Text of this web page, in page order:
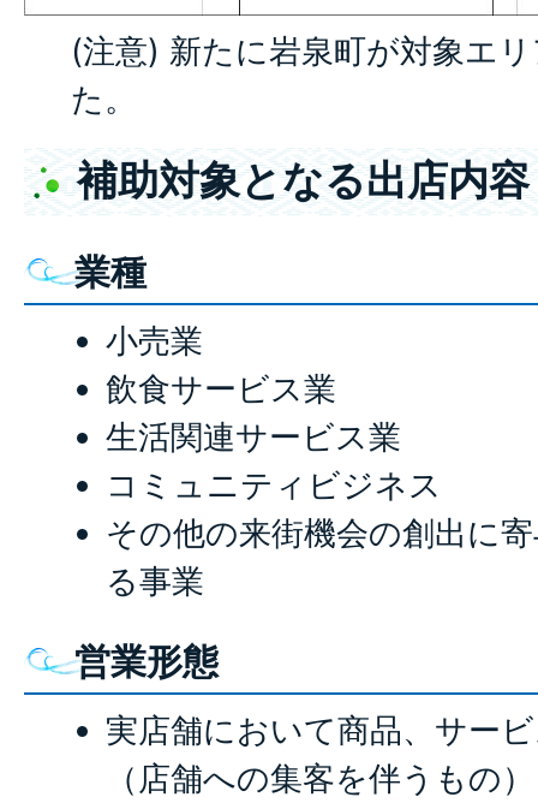
(注意) 新たに岩泉町が対象エ
た。
補助対象となる出店内容
業種
小売業
飲食サービス業
生活関連サービス業
コミュニティビジネス
その他の来街機会の創出に
る事業
営業形態
実店舗において商品、サー
（店舗への集客を伴うもの）